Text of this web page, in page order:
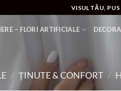
VISUL TĂU, PUS
– FLORI ARTIFICIALE
/ ȚINUTE & CONFORT /